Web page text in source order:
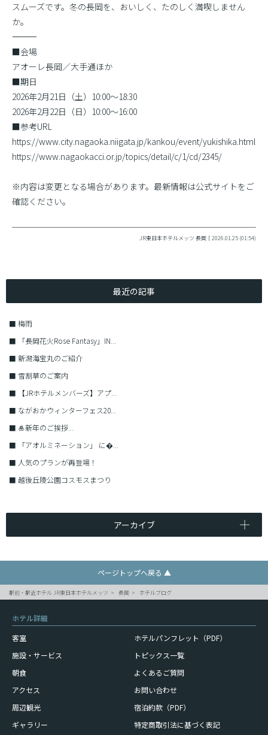
スムーズです。冬の長岡を、おいしく、たのしく満喫しません
か。
――――――――――
■会場
アオーレ長岡／大手通ほか
■期日
2026年2月21日（土）10:00〜18:30
2026年2月22日（日）10:00〜16:00
■参考URL
https://www.city.nagaoka.niigata.jp/kankou/event/yukishika.html
https://www.nagaokacci.or.jp/topics/detail/c/1/cd/2345/
※内容は変更となる場合があります。最新情報は公式サイトをご
確認ください。
JR東日本ホテルメッツ 長岡｜2026.01.25 (01:54)
最近の記事
■ 梅雨
■
「長岡花火Rose Fantasy」IN...
■ 新潟海宝丸のご紹介
■ 雪割草のご案内
■
【JRホテルメンバーズ】アプ...
■ ながおかウィンターフェス20...
■ 🎍新年のご挨拶...
■
「アオルミネーション」 に�...
■ 人気のプランが再登場！
■ 越後丘陵公園コスモスまつり
アーカイブ
ページトップへ戻る ▲
駅前・駅近ホテル JR東日本ホテルメッツ 長岡 ホテルブログ
ホテル詳細
客室
施設・サービス
朝食
アクセス
周辺観光
ギャラリー
ホテルパンフレット（PDF）
トピックス一覧
よくあるご質問
お問い合わせ
宿泊約款（PDF）
特定商取引法に基づく表記